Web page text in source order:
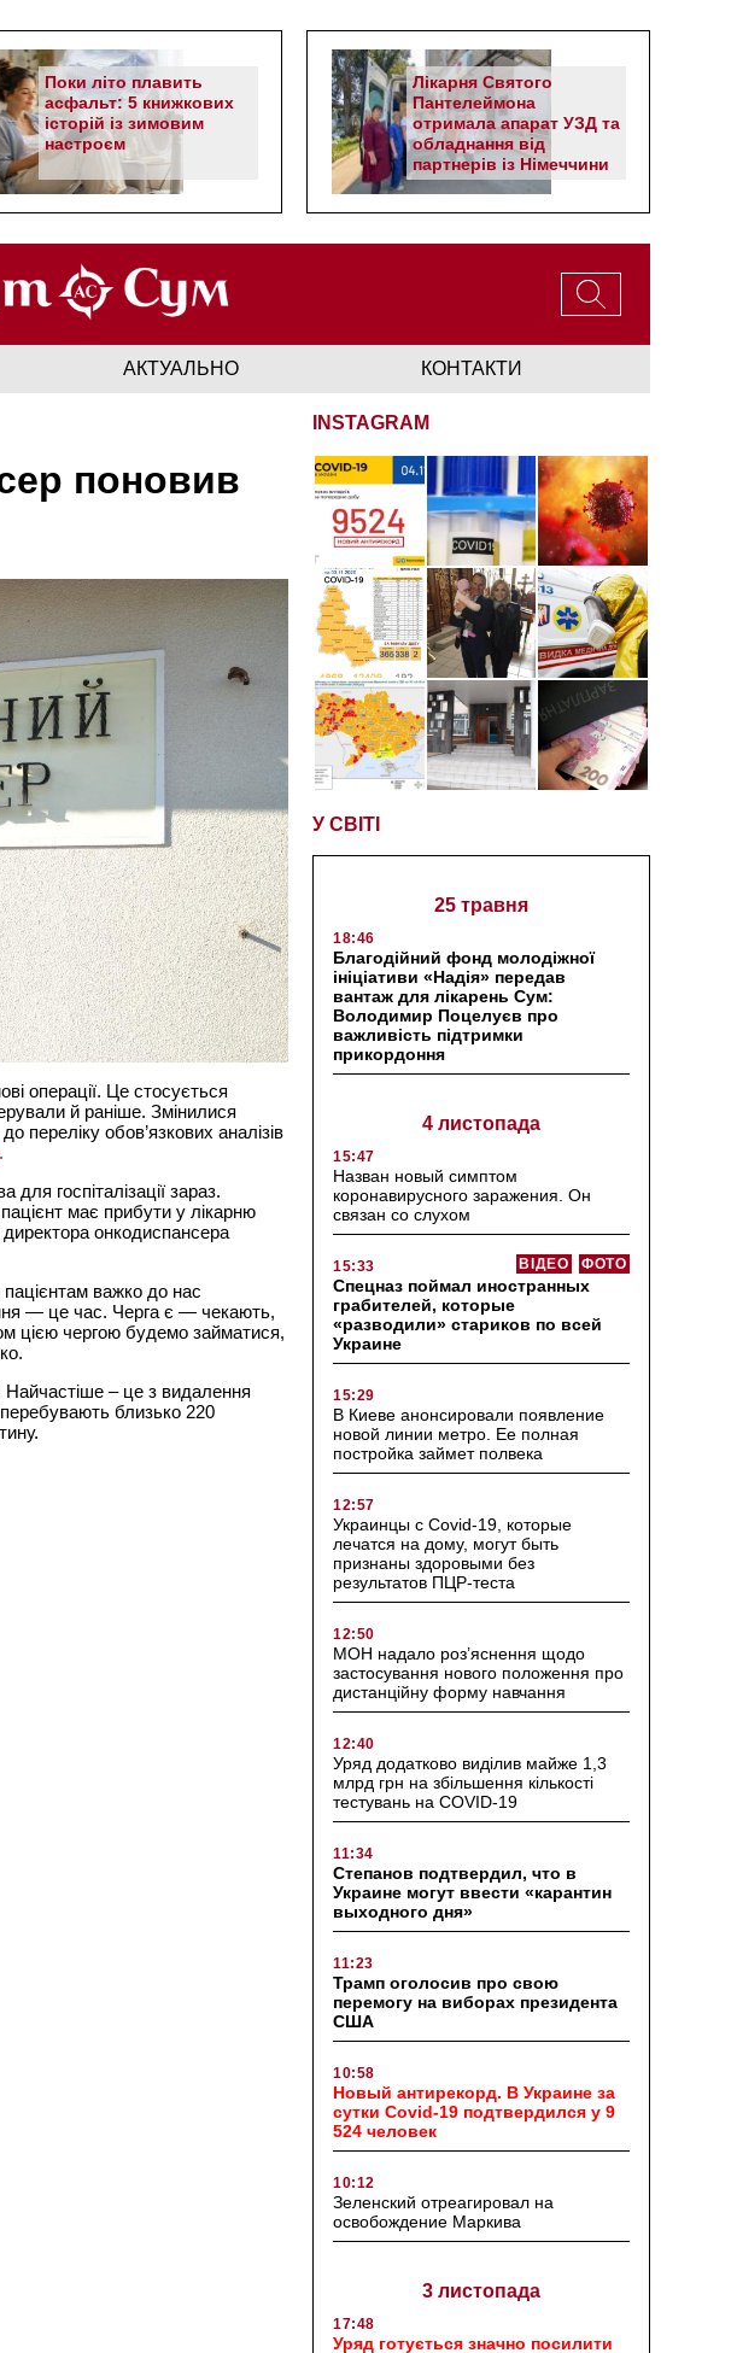
Поки літо плавить
асфальт: 5 книжкових
історій із зимовим
настроєм
Лікарня Святого
Пантелеймона
отримала апарат УЗД та
обладнання від
партнерів із Німеччини
АКТУАЛЬНО КОНТАКТИ
поновив
операції. Це стосується
й раніше. Змінилися
переліку обов’язкових аналізів
госпіталізації зараз.
має прибути у лікарню
онкодиспансера
пацієнтам важко до нас
— це час. Черга є — чекають,
цією чергою будемо займатися,
– це з видалення
перебувають близько 220
INSTAGRAM
У СВІТІ
25 травня
18:46
Благодійний фонд молодіжної
ініціативи «Надія» передав
вантаж для лікарень Сум:
Володимир Поцелуєв про
важливість підтримки
прикордоння
4 листопада
15:47
Назван новый симптом
коронавирусного заражения. Он
связан со слухом
15:33 ФОТО
ВІДЕО
Спецназ поймал иностранных
грабителей, которые
«разводили» стариков по всей
Украине
15:29
В Киеве анонсировали появление
новой линии метро. Ее полная
постройка займет полвека
12:57
Украинцы с Covid-19, которые
лечатся на дому, могут быть
признаны здоровыми без
результатов ПЦР-теста
12:50
МОН надало роз’яснення щодо
застосування нового положення про
дистанційну форму навчання
12:40
Уряд додатково виділив майже 1,3
млрд грн на збільшення кількості
тестувань на COVID-19
11:34
Степанов подтвердил, что в
Украине могут ввести «карантин
выходного дня»
11:23
Трамп оголосив про свою
перемогу на виборах президента
США
10:58
Новый антирекорд. В Украине за
сутки Covid-19 подтвердился у 9
524 человек
10:12
Зеленский отреагировал на
освобождение Маркива
3 листопада
17:48
Уряд готується значно посилити